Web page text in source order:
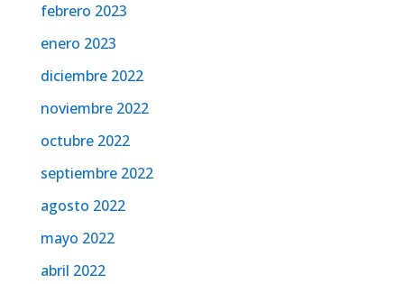
febrero 2023
enero 2023
diciembre 2022
noviembre 2022
octubre 2022
septiembre 2022
agosto 2022
mayo 2022
abril 2022